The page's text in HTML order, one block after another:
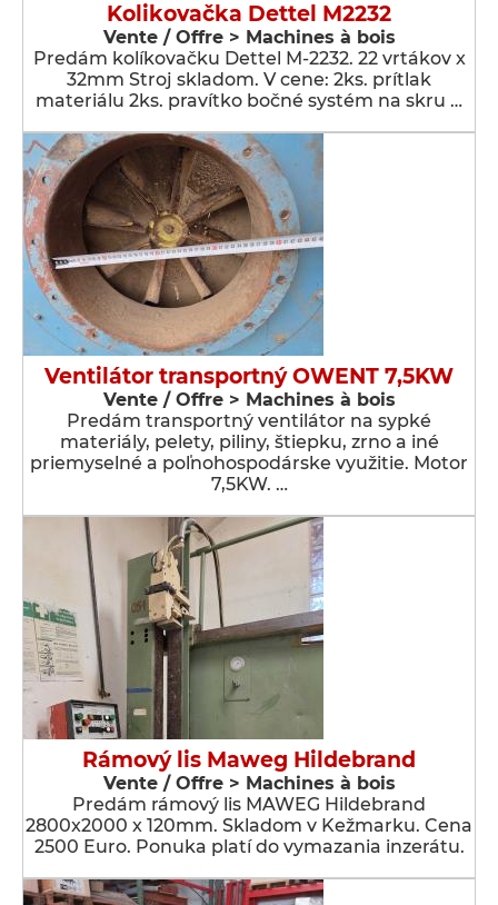
Kolikovačka Dettel M2232
Vente / Offre > Machines à bois
Predám kolíkovačku Dettel M-2232. 22 vrtákov x
32mm Stroj skladom. V cene: 2ks. prítlak
materiálu 2ks. pravítko bočné systém na skru …
Ventilátor transportný OWENT 7,5KW
Vente / Offre > Machines à bois
Predám transportný ventilátor na sypké
materiály, pelety, piliny, štiepku, zrno a iné
priemyselné a poľnohospodárske využitie. Motor
7,5KW. …
Rámový lis Maweg Hildebrand
Vente / Offre > Machines à bois
Predám rámový lis MAWEG Hildebrand
2800x2000 x 120mm. Skladom v Kežmarku. Cena
2500 Euro. Ponuka platí do vymazania inzerátu.